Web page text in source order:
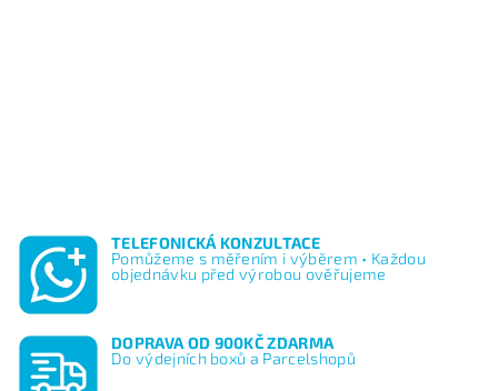
TELEFONICKÁ KONZULTACE
Pomůžeme s měřením i výběrem • Každou
objednávku před výrobou ověřujeme
DOPRAVA OD 900KČ ZDARMA
Do výdejních boxů a Parcelshopů